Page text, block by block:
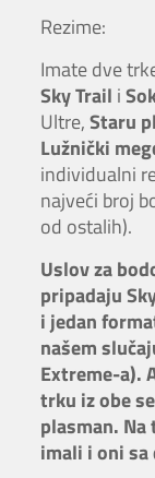
Rezime:
Imate dve
Sky Trail i
Ultre,Staru
Lužnički
individualni
najveći broj
od ostalih).
Uslov za
pripadaju
i jedan
našem
Extreme-a).
trku iz obe
plasman.
imali i oni